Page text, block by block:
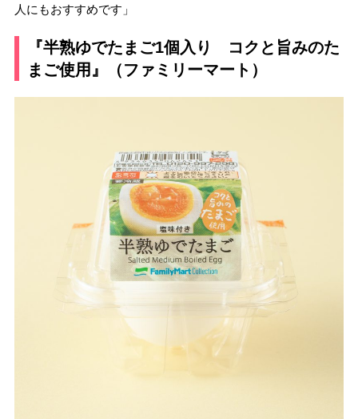
人にもおすすめです」
『半熟ゆでたまご1個入り コクと旨みのた
まご使用』（ファミリーマート）